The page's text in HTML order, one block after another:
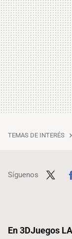
TEMAS DE INTERÉS
Síguenos
En 3DJuegos